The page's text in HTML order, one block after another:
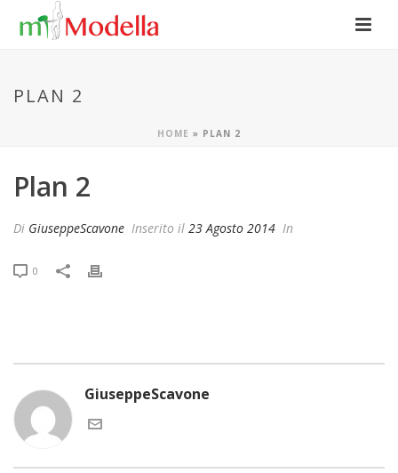
PLAN 2
HOME » PLAN 2
Plan 2
Di GiuseppeScavone Inserito il 23 Agosto 2014 In
0
GiuseppeScavone